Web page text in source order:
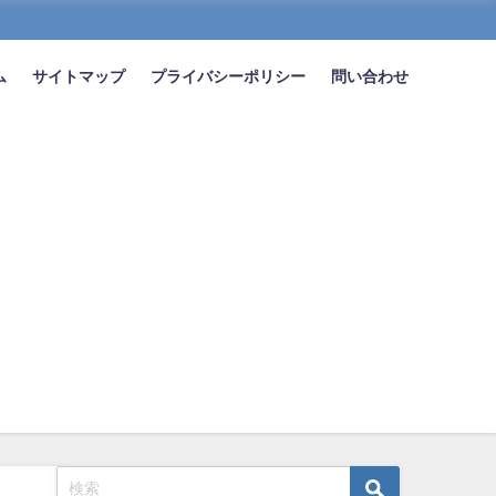
サイトマップ プライバシーポリシー 問い合わせ